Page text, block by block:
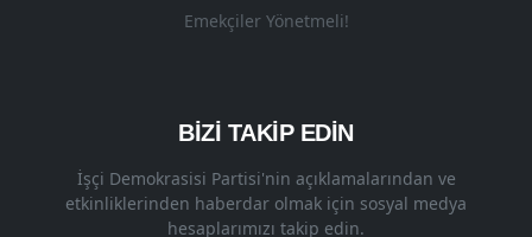
Emekçiler Yönetmeli!
BİZİ TAKİP EDİN
İşçi Demokrasisi Partisi'nin açıklamalarından ve
etkinliklerinden haberdar olmak için sosyal medya
hesaplarımızı takip edin.